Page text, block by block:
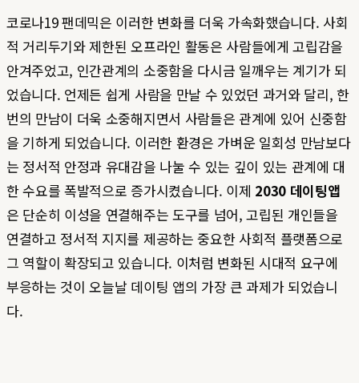
코로나19 팬데믹은 이러한 변화를 더욱 가속화했습니다. 사회
적 거리두기와 제한된 오프라인 활동은 사람들에게 고립감을
안겨주었고, 인간관계의 소중함을 다시금 일깨우는 계기가 되
었습니다. 언제든 쉽게 사람을 만날 수 있었던 과거와 달리, 한
번의 만남이 더욱 소중해지면서 사람들은 관계에 있어 신중함
을 기하게 되었습니다. 이러한 환경은 가벼운 일회성 만남보다
는 정서적 안정과 유대감을 나눌 수 있는 깊이 있는 관계에 대
한 수요를 폭발적으로 증가시켰습니다. 이제 2030 데이팅앱
은 단순히 이성을 연결해주는 도구를 넘어, 고립된 개인들을
연결하고 정서적 지지를 제공하는 중요한 사회적 플랫폼으로
그 역할이 확장되고 있습니다. 이처럼 변화된 시대적 요구에
부응하는 것이 오늘날 데이팅 앱의 가장 큰 과제가 되었습니
다.